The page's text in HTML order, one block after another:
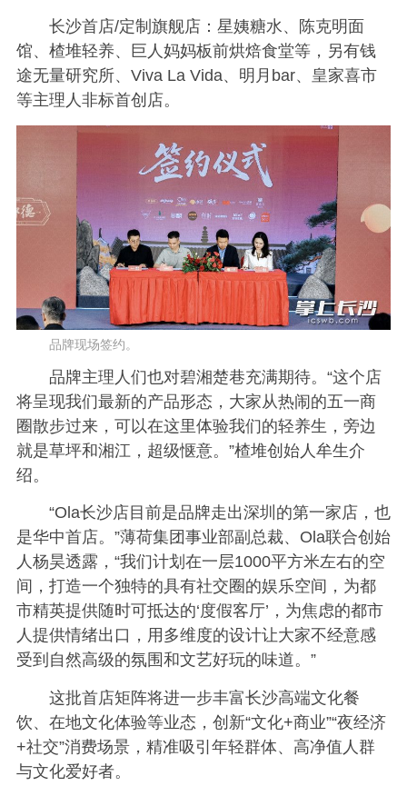
长沙首店/定制旗舰店：星姨糖水、陈克明面
馆、楂堆轻养、巨人妈妈板前烘焙食堂等，另有钱
途无量研究所、Viva La Vida、明月bar、皇家喜市
等主理人非标首创店。
品牌现场签约。
品牌主理人们也对碧湘楚巷充满期待。“这个店
将呈现我们最新的产品形态，大家从热闹的五一商
圈散步过来，可以在这里体验我们的轻养生，旁边
就是草坪和湘江，超级惬意。”楂堆创始人牟生介
绍。
“Ola长沙店目前是品牌走出深圳的第一家店，也
是华中首店。”薄荷集团事业部副总裁、Ola联合创始
人杨昊透露，“我们计划在一层1000平方米左右的空
间，打造一个独特的具有社交圈的娱乐空间，为都
市精英提供随时可抵达的‘度假客厅’，为焦虑的都市
人提供情绪出口，用多维度的设计让大家不经意感
受到自然高级的氛围和文艺好玩的味道。”
这批首店矩阵将进一步丰富长沙高端文化餐
饮、在地文化体验等业态，创新“文化+商业”“夜经济
+社交”消费场景，精准吸引年轻群体、高净值人群
与文化爱好者。